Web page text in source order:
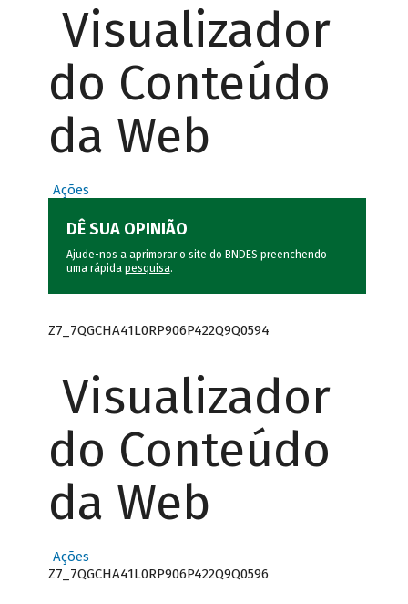
Visualizador
do Conteúdo
da Web
Ações
DÊ SUA OPINIÃO
Ajude-nos a aprimorar o site do BNDES preenchendo
uma rápida pesquisa.
Z7_7QGCHA41L0RP906P422Q9Q0594
Visualizador
do Conteúdo
da Web
Ações
Z7_7QGCHA41L0RP906P422Q9Q0596